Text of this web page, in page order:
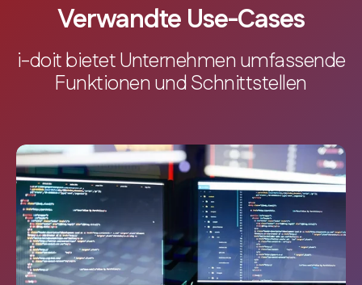
Verwandte Use-Cases
i-doit bietet Unternehmen umfassende
Funktionen und Schnittstellen